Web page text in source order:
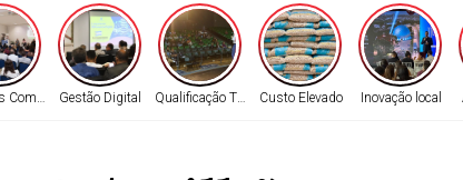
ComerciaisGestão Digital Qualificação TEA Custo Elevado Inovação local